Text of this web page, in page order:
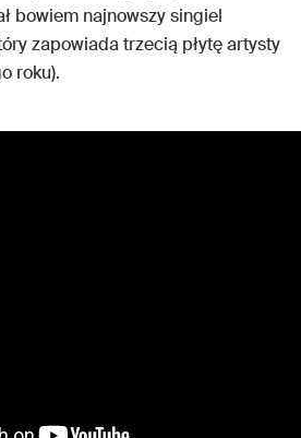
bowiem najnowszy singiel
zapowiada trzecią płytę artysty
roku).